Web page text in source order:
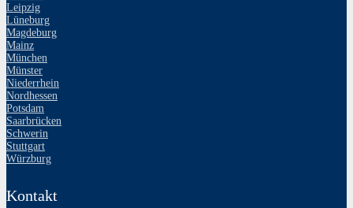
Leipzig
Lüneburg
Magdeburg
Mainz
München
Münster
Niederrhein
Nordhessen
Potsdam
Saarbrücken
Schwerin
Stuttgart
Würzburg
Kontakt